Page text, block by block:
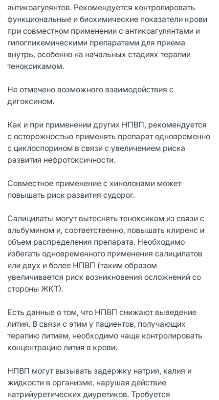
антикоагулянтов. Рекомендуется контролировать
функциональные и биохимические показатели крови
при совместном применении с антикоагулянтами и
гипогликемическими препаратами для приема
внутрь, особенно на начальных стадиях терапии
теноксикамом.
Не отмечено возможного взаимодействия с
дигоксином.
Как и при применении других НПВП, рекомендуется
с осторожностью применять препарат одновременно
с циклоспорином в связи с увеличением риска
развития нефротоксичности.
Совместное применение с хинолонами может
повышать риск развития судорог.
Салицилаты могут вытеснять теноксикам из связи с
альбумином и, соответственно, повышать клиренс и
объем распределения препарата. Необходимо
избегать одновременного применения салицилатов
или двух и более НПВП (таким образом
увеличивается риск возникновения осложнений со
стороны ЖКТ).
Есть данные о том, что НПВП снижают выведение
лития. В связи с этим у пациентов, получающих
терапию литием, необходимо чаще контролировать
концентрацию лития в крови.
НПВП могут вызывать задержку натрия, калия и
жидкости в организме, нарушая действие
натрийуретических диуретиков. Требуется